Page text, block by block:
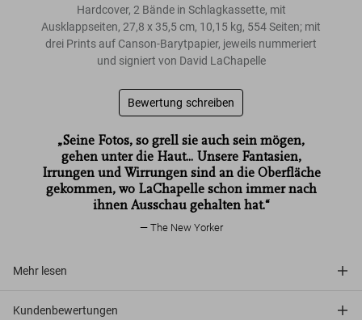
Hardcover, 2 Bände in Schlagkassette, mit
Ausklappseiten, 27,8 x 35,5 cm, 10,15 kg, 554 Seiten; mit
drei Prints auf Canson-Barytpapier, jeweils nummeriert
und signiert von David LaChapelle
Bewertung schreiben
„Seine Fotos, so grell sie auch sein mögen,
gehen unter die Haut... Unsere Fantasien,
Irrungen und Wirrungen sind an die Oberfläche
gekommen, wo LaChapelle schon immer nach
ihnen Ausschau gehalten hat.“
The New Yorker
Mehr lesen
Kundenbewertungen